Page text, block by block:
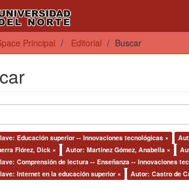
Principal Editorial Buscar
Educación superior -- Innovaciones tecnológicas ×
Flórez, Dick ×
Autor: Martínez Gómez, Anabella ×
Comprensión de lectura -- Enseñanza -- Innovaciones
Internet en la educación superior ×
Autor: Castro de